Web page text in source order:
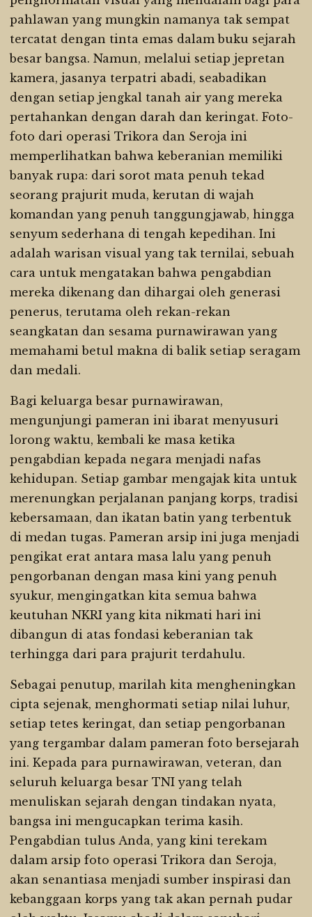
pahlawan yang mungkin namanya tak sempat
tercatat dengan tinta emas dalam buku sejarah
besar bangsa. Namun, melalui setiap jepretan
kamera, jasanya terpatri abadi, seabadikan
dengan setiap jengkal tanah air yang mereka
pertahankan dengan darah dan keringat. Foto-
foto dari operasi Trikora dan Seroja ini
memperlihatkan bahwa keberanian memiliki
banyak rupa: dari sorot mata penuh tekad
seorang prajurit muda, kerutan di wajah
komandan yang penuh tanggungjawab, hingga
senyum sederhana di tengah kepedihan. Ini
adalah warisan visual yang tak ternilai, sebuah
cara untuk mengatakan bahwa pengabdian
mereka dikenang dan dihargai oleh generasi
penerus, terutama oleh rekan-rekan
seangkatan dan sesama purnawirawan yang
memahami betul makna di balik setiap seragam
dan medali.
Bagi keluarga besar purnawirawan,
mengunjungi pameran ini ibarat menyusuri
lorong waktu, kembali ke masa ketika
pengabdian kepada negara menjadi nafas
kehidupan. Setiap gambar mengajak kita untuk
merenungkan perjalanan panjang korps, tradisi
kebersamaan, dan ikatan batin yang terbentuk
di medan tugas. Pameran arsip ini juga menjadi
pengikat erat antara masa lalu yang penuh
pengorbanan dengan masa kini yang penuh
syukur, mengingatkan kita semua bahwa
keutuhan NKRI yang kita nikmati hari ini
dibangun di atas fondasi keberanian tak
terhingga dari para prajurit terdahulu.
Sebagai penutup, marilah kita mengheningkan
cipta sejenak, menghormati setiap nilai luhur,
setiap tetes keringat, dan setiap pengorbanan
yang tergambar dalam pameran foto bersejarah
ini. Kepada para purnawirawan, veteran, dan
seluruh keluarga besar TNI yang telah
menuliskan sejarah dengan tindakan nyata,
bangsa ini mengucapkan terima kasih.
Pengabdian tulus Anda, yang kini terekam
dalam arsip foto operasi Trikora dan Seroja,
akan senantiasa menjadi sumber inspirasi dan
kebanggaan korps yang tak akan pernah pudar